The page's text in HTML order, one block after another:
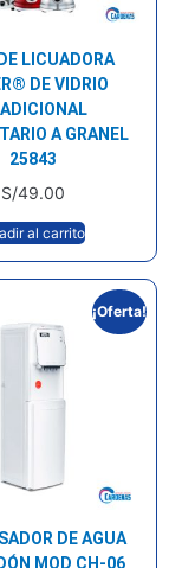
LICUADORA
DE VIDRIO
A GRANEL
25843
S/49.00
al carrito
¡Oferta!
DE AGUA
MOD CH-06